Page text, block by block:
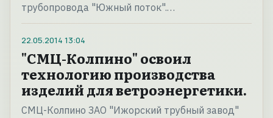
трубопровода "Южный поток".…
22.05.2014 13:04
"СМЦ-Колпино" освоил
технологию производства
изделий для ветроэнергетики.
СМЦ-Колпино ЗАО "Ижорский трубный завод"